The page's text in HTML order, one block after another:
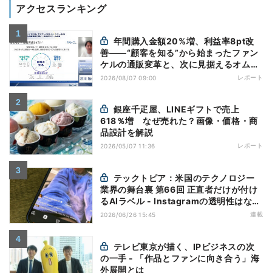
アクセスランキング
善——“顧客を知る”から始まったファン
ケルの通販変革と、次に見据えるオムニ
チャネル
2026/08/07 09:00 レポート
618％増 なぜ売れた？画像・価格・商
品設計を解説
2026/05/07 11:36 レポート
業界の舞台裏 第66回 正直者だけが付け
るAIラベル - Instagramの透明性はなぜ
逆効果になり得るのか
2026/06/26 15:45 連載
の一手 - 「作品とファンに向き合う」海
外展開とは